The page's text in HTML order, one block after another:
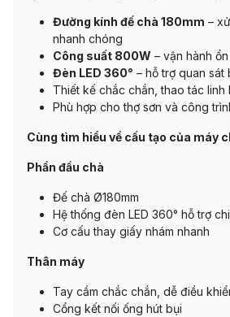
Đường kính đế chà 180mm –
nhanh chóng
Công suất 800W – vận hành
Đèn LED 360° – hỗ trợ quan sát
Thiết kế chắc chắn, thao tác linh
Phù hợp cho thợ sơn và công
Cùng tìm hiểu về cấu tạo của máy
Phần đầu chà
Đế chà Ø180mm
Hệ thống đèn LED 360° hỗ trợ
Cơ cấu thay giấy nhám nhanh
Thân máy
Tay cầm chắc chắn, dễ điều
Cổng kết nối ống hút bụi